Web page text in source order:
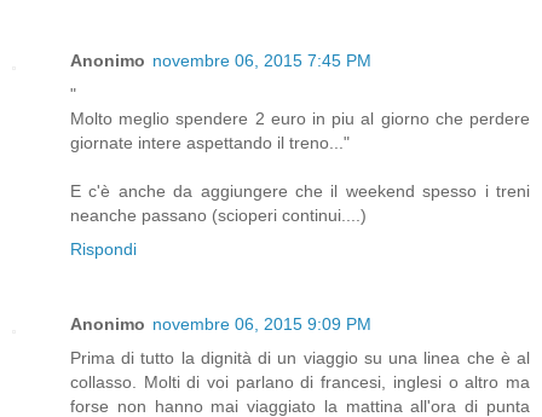
Anonimo novembre 06, 2015 7:45 PM
"
Molto meglio spendere 2 euro in piu al giorno che perdere
giornate intere aspettando il treno..."
E c'è anche da aggiungere che il weekend spesso i treni
neanche passano (scioperi continui....)
Rispondi
Anonimo novembre 06, 2015 9:09 PM
Prima di tutto la dignità di un viaggio su una linea che è al
collasso. Molti di voi parlano di francesi, inglesi o altro ma
forse non hanno mai viaggiato la mattina all'ora di punta